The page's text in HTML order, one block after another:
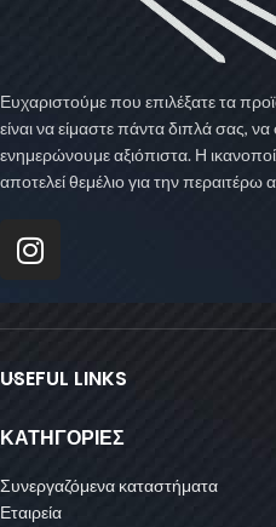
Ευχαριστούμε που επιλέξατε τα
είναι να είμαστε πάντα διπλά σας,
ενημερώνουμε αξιόπιστα. Η
αποτελεί θεμέλιο για την
USEFUL LINKS
ΚΑΤΗΓΟΡΙΕΣ
Συνεργαζόμενα καταστήματα
Εταιρεία